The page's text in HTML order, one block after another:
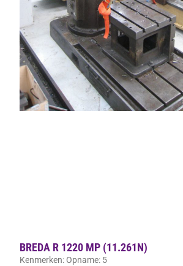
BREDA R 1220 MP (11.261N)
Kenmerken: Opname: 5